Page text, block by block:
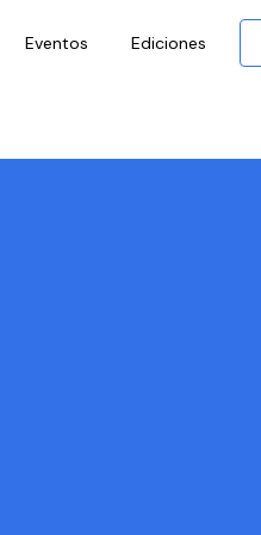
Eventos Ediciones